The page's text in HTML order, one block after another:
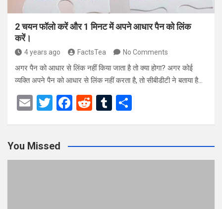
2 चयन फॉलो करें और 1 मिनट में अपने आधार पैन को लिंक
करें।
4 years ago FactsTea No Comments
अगर पैन को आधार से लिंक नहीं किया जाता है तो क्या होगा? अगर कोई
व्यक्ति अपने पैन को आधार से लिंक नहीं करता है, तो सीबीडीटी ने बताया है…
E
T
er
F
b
o
R
di
t
T
bl
r
e
You Missed